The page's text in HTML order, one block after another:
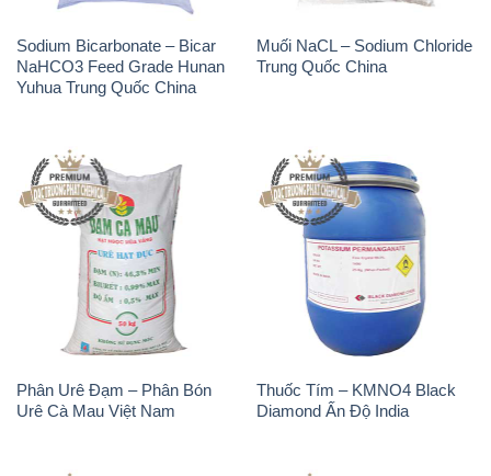
Sodium Bicarbonate – Bicar
NaHCO3 Feed Grade Hunan
Yuhua Trung Quốc China
Muối NaCL – Sodium Chloride
Trung Quốc China
Phân Urê Đạm – Phân Bón
Urê Cà Mau Việt Nam
Thuốc Tím – KMNO4 Black
Diamond Ấn Độ India